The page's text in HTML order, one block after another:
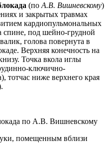
(по А.В. Вишневскому)
и закрытых травмах
кардиопульмональных
спине, под шейно-грудной
голова повернута в
Верхняя конечность на
Точка вкола иглы
ключично-
тотчас ниже верхнего края
по А.В. Вишневскому
помещенным вблизи